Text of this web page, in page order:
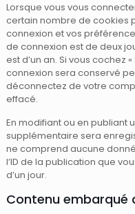
Lorsque vous vous
certain nombre de cookies
connexion et vos
de connexion est de deux
est d’un an. Si vous cochez
connexion sera conservé
déconnectez de votre
effacé.
En modifiant ou en publiant
supplémentaire sera
ne comprend aucune
l’ID de la publication que
d’un jour.
Contenu embarqué